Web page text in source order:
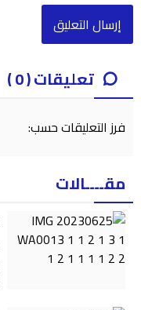
تعليقات ( 0 )
فرز التعليقات حسب:
مقــــالات